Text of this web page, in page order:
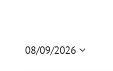
08/09/2026